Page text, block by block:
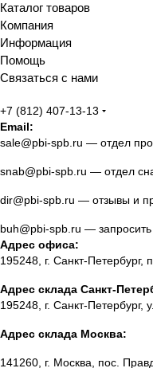
Каталог товаров
Компания
Информация
Помощь
Связаться с нами
+7 (812) 407-13-13
Email:
sale@pbi-spb.ru — отдел
snab@pbi-spb.ru — отдел
dir@pbi-spb.ru — отзывы и
buh@pbi-spb.ru — запросить
Адрес офиса:
195248, г. Санкт-Петербург,
Адрес склада Санкт-
195248, г. Санкт-Петербург,
Адрес склада Москва:
141260, г. Москва, пос.